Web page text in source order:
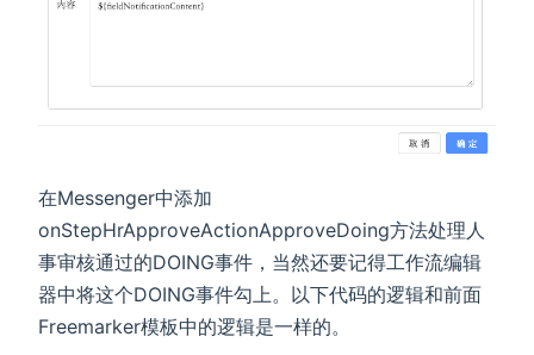
在Messenger中添加
onStepHrApproveActionApproveDoing方法处理人
事审核通过的DOING事件，当然还要记得工作流编辑
器中将这个DOING事件勾上。以下代码的逻辑和前面
Freemarker模板中的逻辑是一样的。